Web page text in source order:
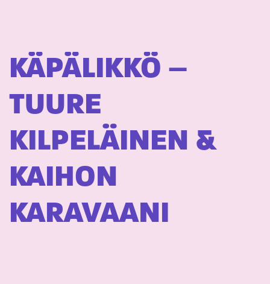
KÄPÄLIKKÖ –
TUURE
KILPELÄINEN &
KAIHON
KARAVAANI